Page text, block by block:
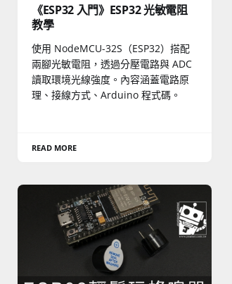
《ESP32 入門》ESP32 光敏電阻
教學
使用 NodeMCU-32S（ESP32）搭配
兩腳光敏電阻，透過分壓電路與 ADC
讀取環境光線強度。內容涵蓋電路原
理、接線方式、Arduino 程式碼。
READ MORE